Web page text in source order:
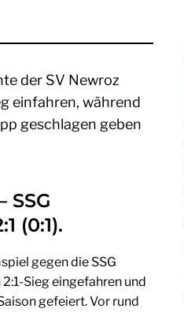
der SV Newroz
einfahren, während
geschlagen geben
SSG
(0:1).
gegen die SSG
Sieg eingefahren und
gefeiert. Vor rund